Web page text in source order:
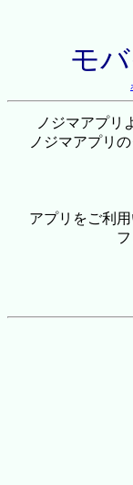
モ
ノジマアプリ
ノジマアプリ
アプリをご利